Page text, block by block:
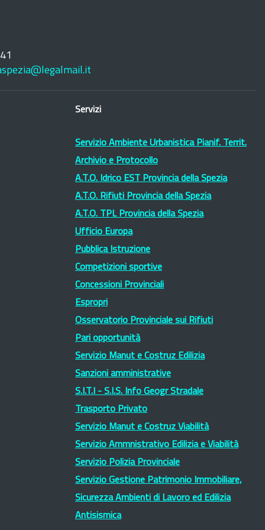
Servizi
Servizio Ambiente Urbanistica Pianif. Territ.
Archivio e Protocollo
A.T.O. Idrico EST Provincia della Spezia
A.T.O. Rifiuti Provincia della Spezia
A.T.O. TPL Provincia della Spezia
Ufficio Europa
Pubblica Istruzione
Competizioni sportive
Concessioni Provinciali
Espropri
Osservatorio Provinciale sui Rifiuti
Pari opportunità
Servizio Manut e Costruz Edilizia
Sanzioni amministrative
S.I.T.I - S.I.S. Info Geogr Stradale
Trasporto Privato
Servizio Manut e Costruz Viabilità
Servizio Ammnistrativo Edilizia e Viabilità
Servizio Polizia Provinciale
Servizio Gestione Patrimonio Immobiliare,
Sicurezza Ambienti di Lavoro ed Edilizia
Antisismica